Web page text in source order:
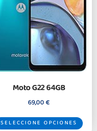
Moto G22 64GB
69,00€
SELECCIONE OPCIONES